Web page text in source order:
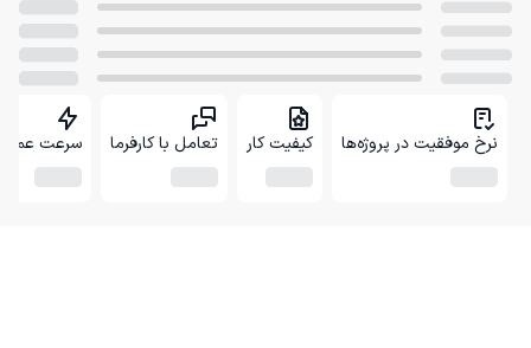
نرخ موفقیت در پروژه‌ها کیفیت کار تعامل با کارفرما سرعت عمل